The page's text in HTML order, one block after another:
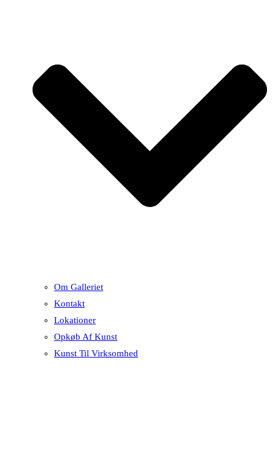
Om Galleriet
Kontakt
Lokationer
Opkøb Af Kunst
Kunst Til Virksomhed